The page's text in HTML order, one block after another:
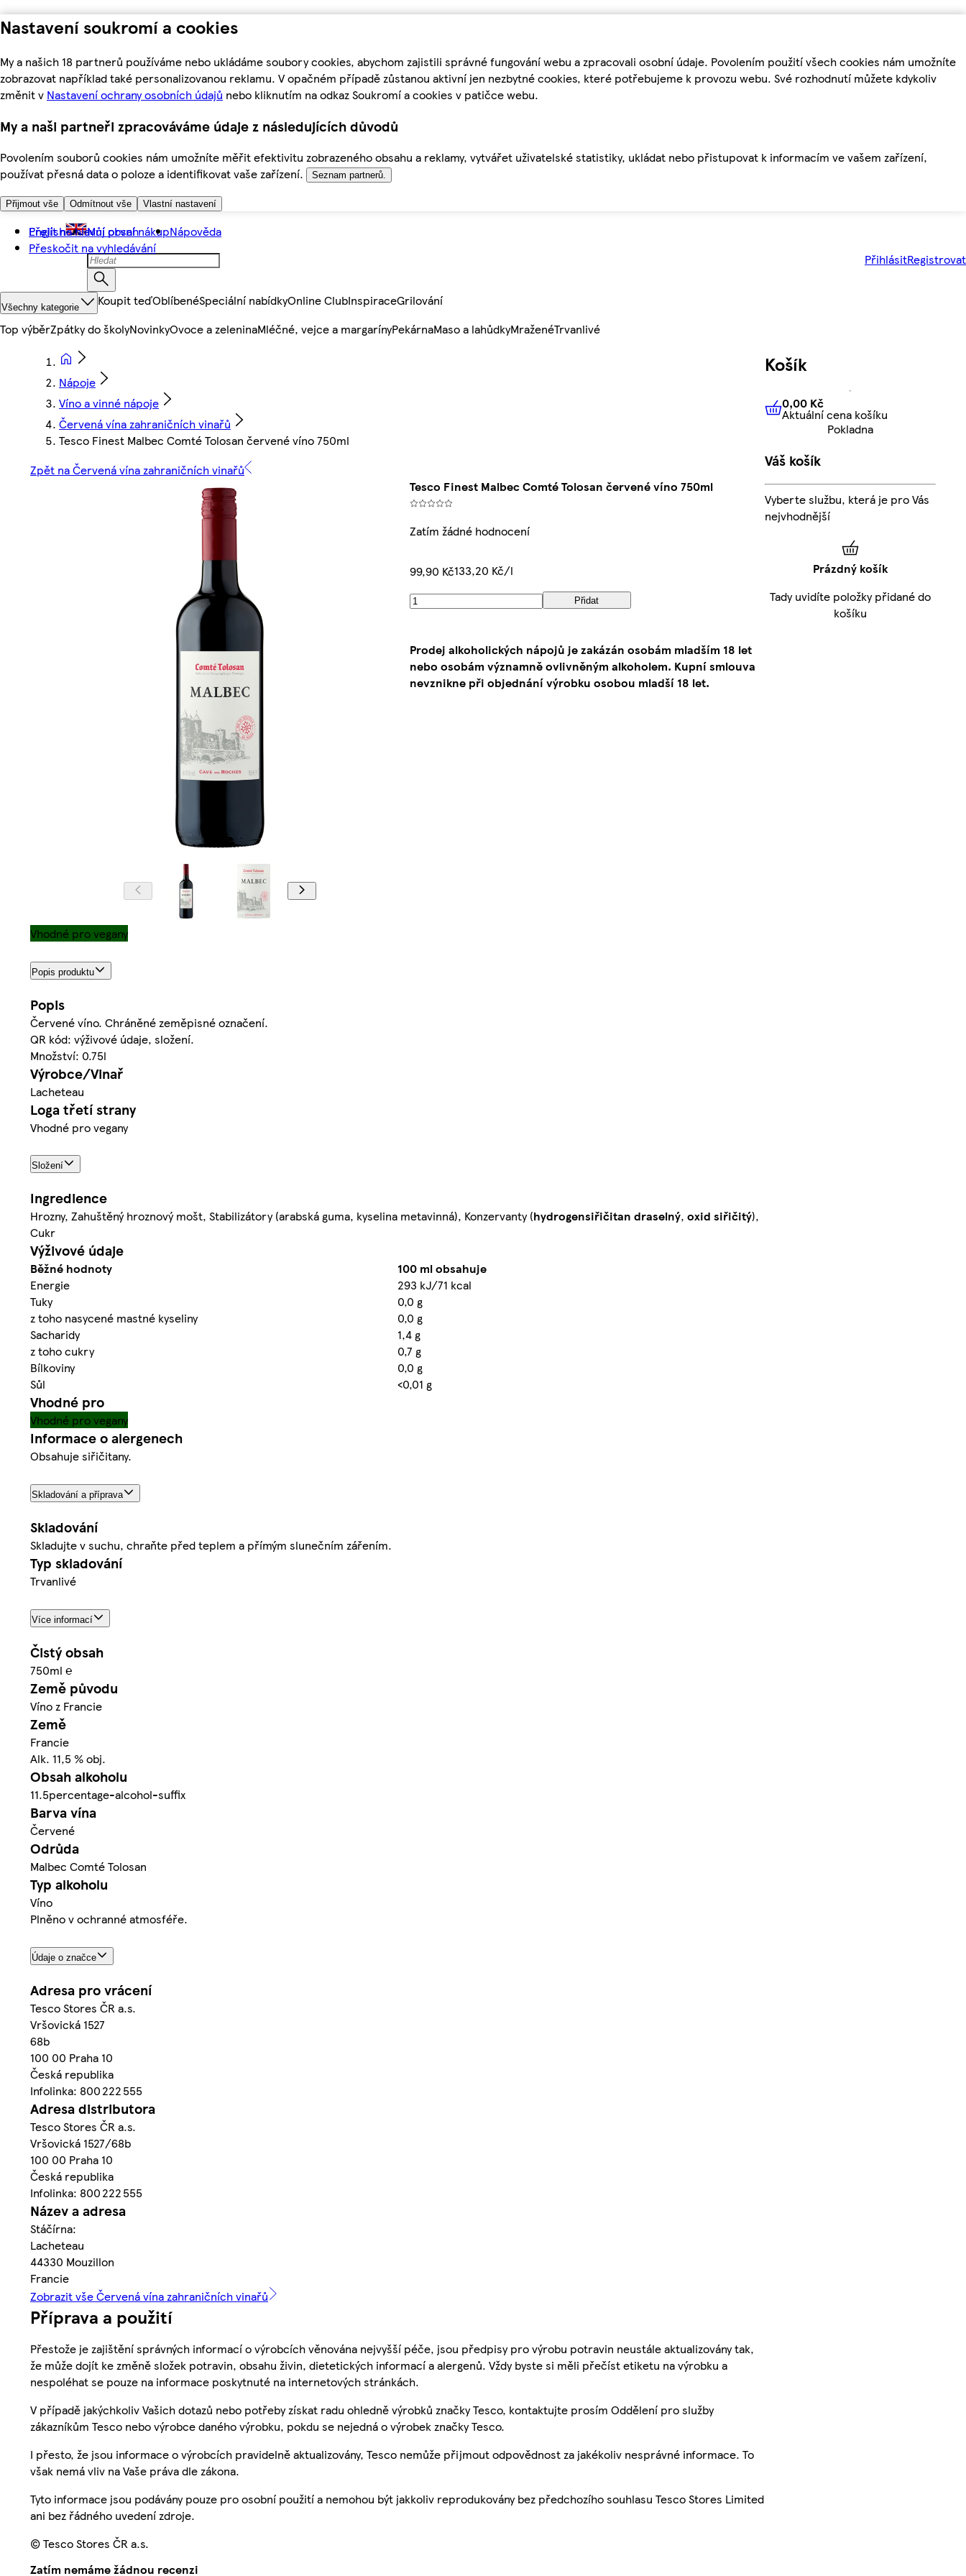
Nastavení soukromí a cookies
My a našich 18 partnerů používáme nebo ukládáme soubory cookies, abychom zajistili správné fungování webu a zpracovali osobní údaje. Povolením použití všech cookies nám umožníte
zobrazovat například také personalizovanou reklamu. V opačném případě zůstanou aktivní jen nezbytné cookies, které potřebujeme k provozu webu. Své rozhodnutí můžete kdykoliv
změnit v Nastavení ochrany osobních údajů nebo kliknutím na odkaz Soukromí a cookies v patičce webu.
My a naši partneři zpracováváme údaje z následujících důvodů
Povolením souborů cookies nám umožníte měřit efektivitu zobrazeného obsahu a reklamy, vytvářet uživatelské statistiky, ukládat nebo přistupovat k informacím ve vašem zařízení,
používat přesná data o poloze a identifikovat vaše zařízení.
Seznam partnerů.
Přijmout vše Odmítnout vše Vlastní nastavení
Přejít na hlavní obsah
Přeskočit na vyhledávání
English Můj první nákupNápověda
PřihlásitRegistrovat
Všechny kategorie Koupit teďOblíbenéSpeciální nabídkyOnline ClubInspiraceGrilování
Top výběrZpátky do školyNovinkyOvoce a zeleninaMléčné, vejce a margarínyPekárnaMaso a lahůdkyMraženéTrvanlivé
Nápoje
Víno a vinné nápoje
Červená vína zahraničních vinařů
Tesco Finest Malbec Comté Tolosan červené víno 750ml
Zpět na Červená vína zahraničních vinařů
Tesco Finest Malbec Comté Tolosan červené víno 750ml
Zatím žádné hodnocení
99,90 Kč133,20 Kč/l
Přidat
Prodej alkoholických nápojů je zakázán osobám mladším 18 let
nebo osobám významně ovlivněným alkoholem. Kupní smlouva
nevznikne při objednání výrobku osobou mladší 18 let.
Vhodné pro vegany
Popis produktu
Popis
Červené víno. Chráněné zeměpisné označení.
QR kód: výživové údaje, složení.
Množství: 0.75l
Výrobce/Vinař
Lacheteau
Loga třetí strany
Vhodné pro vegany
Složení
Ingredience
Hrozny, Zahuštěný hroznový mošt, Stabilizátory (arabská guma, kyselina metavinná), Konzervanty (hydrogensiřičitan draselný, oxid siřičitý),
Cukr
Výživové údaje
Běžné hodnoty
100 ml obsahuje
Energie
293 kJ/71 kcal
Tuky
0,0 g
z toho nasycené mastné kyseliny
0,0 g
Sacharidy
1,4 g
z toho cukry
0,7 g
Bílkoviny
0,0 g
Sůl
<0,01 g
Vhodné pro
Vhodné pro vegany
Informace o alergenech
Obsahuje siřičitany.
Skladování a příprava
Skladování
Skladujte v suchu, chraňte před teplem a přímým slunečním zářením.
Typ skladování
Trvanlivé
Více informací
Čistý obsah
750ml ℮
Země původu
Víno z Francie
Země
Francie
Alk. 11,5 % obj.
Obsah alkoholu
11.5percentage-alcohol-suffix
Barva vína
Červené
Odrůda
Malbec Comté Tolosan
Typ alkoholu
Víno
Plněno v ochranné atmosféře.
Údaje o značce
Adresa pro vrácení
Tesco Stores ČR a.s.
Vršovická 1527
68b
100 00 Praha 10
Česká republika
Infolinka: 800 222 555
Adresa distributora
Tesco Stores ČR a.s.
Vršovická 1527/68b
100 00 Praha 10
Česká republika
Infolinka: 800 222 555
Název a adresa
Stáčírna:
Lacheteau
44330 Mouzillon
Francie
Zobrazit vše Červená vína zahraničních vinařů
Příprava a použití
Přestože je zajištění správných informací o výrobcích věnována nejvyšší péče, jsou předpisy pro výrobu potravin neustále aktualizovány tak,
že může dojít ke změně složek potravin, obsahu živin, dietetických informací a alergenů. Vždy byste si měli přečíst etiketu na výrobku a
nespoléhat se pouze na informace poskytnuté na internetových stránkách.
V případě jakýchkoliv Vašich dotazů nebo potřeby získat radu ohledně výrobků značky Tesco, kontaktujte prosím Oddělení pro služby
zákazníkům Tesco nebo výrobce daného výrobku, pokdu se nejedná o výrobek značky Tesco.
I přesto, že jsou informace o výrobcích pravidelně aktualizovány, Tesco nemůže přijmout odpovědnost za jakékoliv nesprávné informace. To
však nemá vliv na Vaše práva dle zákona.
Tyto informace jsou podávány pouze pro osobní použití a nemohou být jakkoliv reprodukovány bez předchozího souhlasu Tesco Stores Limited
ani bez řádného uvedení zdroje.
© Tesco Stores ČR a.s.
Zatím nemáme žádnou recenzi
Košík
0,00 KčAktuální cena košíku
0,00 Kč
Aktuální cena košíku
Pokladna
Váš košík
Vyberte službu, která je pro Vás
nejvhodnější
Prázdný košík
Tady uvidíte položky přidané do
košíku